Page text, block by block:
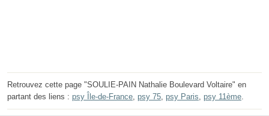
Retrouvez cette page "SOULIE-PAIN Nathalie Boulevard Voltaire" en
partant des liens : psy Île-de-France, psy 75, psy Paris, psy 11ème.